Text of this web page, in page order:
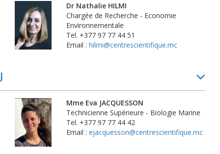
Dr Nathalie HILMI
Chargée de Recherche - Economie
Environnementale
Tel. +377 97 77 44 51
Email : hilmi@centrescientifique.mc
J
Mme Eva JACQUESSON
Technicienne Supérieure - Biologie Marine
Tel. +377 97 77 44 42
Email : ejacquesson@centrescientifique.mc